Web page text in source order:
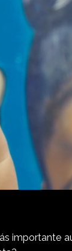
importante